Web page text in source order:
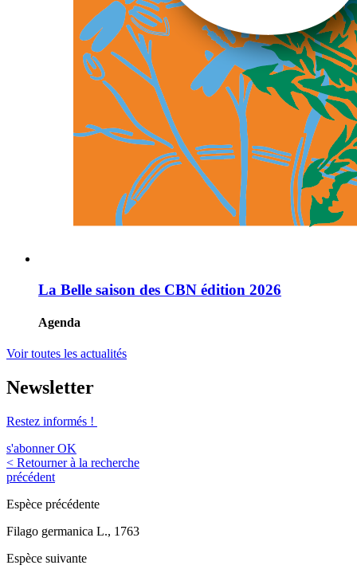
La Belle saison des CBN édition 2026
Agenda
Voir toutes les actualités
Newsletter
Restez informés !
s'abonner OK
< Retourner à la recherche
précédent
Espèce précédente
Filago germanica L., 1763
Espèce suivante